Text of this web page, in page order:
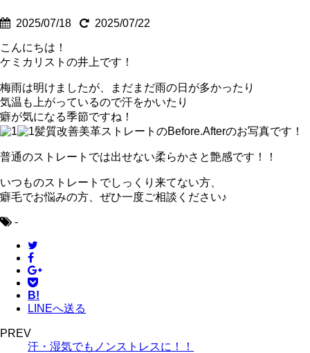
2025/07/18 2025/07/22
こんにちは！
ケミカリストの井上です！
梅雨は明けましたが、まだまだ雨の日が多かったり
気温も上がっているので汗をかいたり
癖が気になる季節ですね！
髪質改善美革ストレートのBefore.Afterのお写真です！
普通のストレートでは出せない柔らかさと艶感です！！
いつものストレートでしっくり来てない方、
癖毛でお悩みの方、ぜひ一度ご相談ください♪
-
B!
LINEへ送る
PREV
汗・湿気でもノンストレスに！！